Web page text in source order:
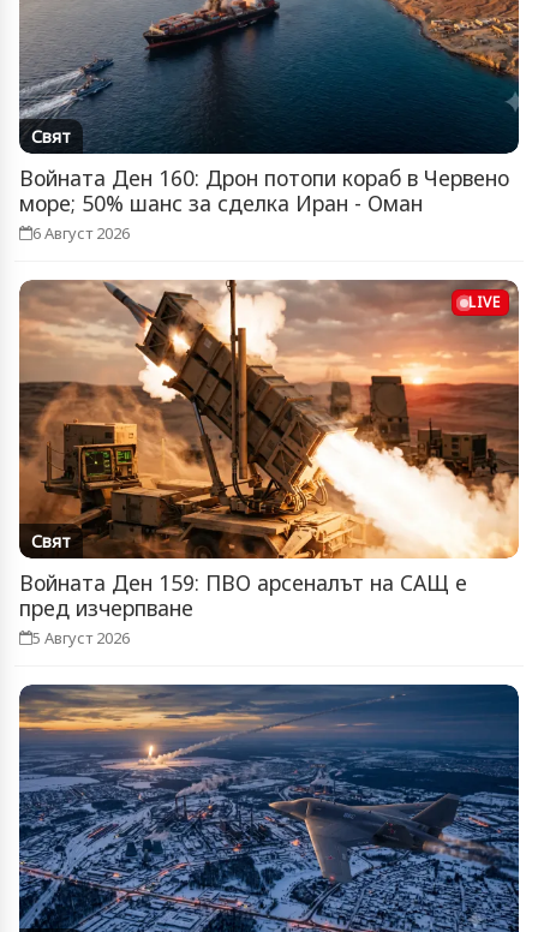
Свят
Войната Ден 160: Дрон потопи кораб в Червено
море; 50% шанс за сделка Иран - Оман
6 Август 2026
LIVE
Свят
Войната Ден 159: ПВО арсеналът на САЩ е
пред изчерпване
5 Август 2026